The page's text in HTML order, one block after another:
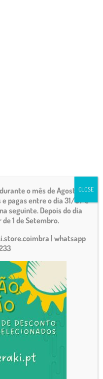
o mês de Agosto.
pagas entre o dia 31/07 e
seguinte. Depois do dia
1 de Setembro.
| whatsapp
CLOSE